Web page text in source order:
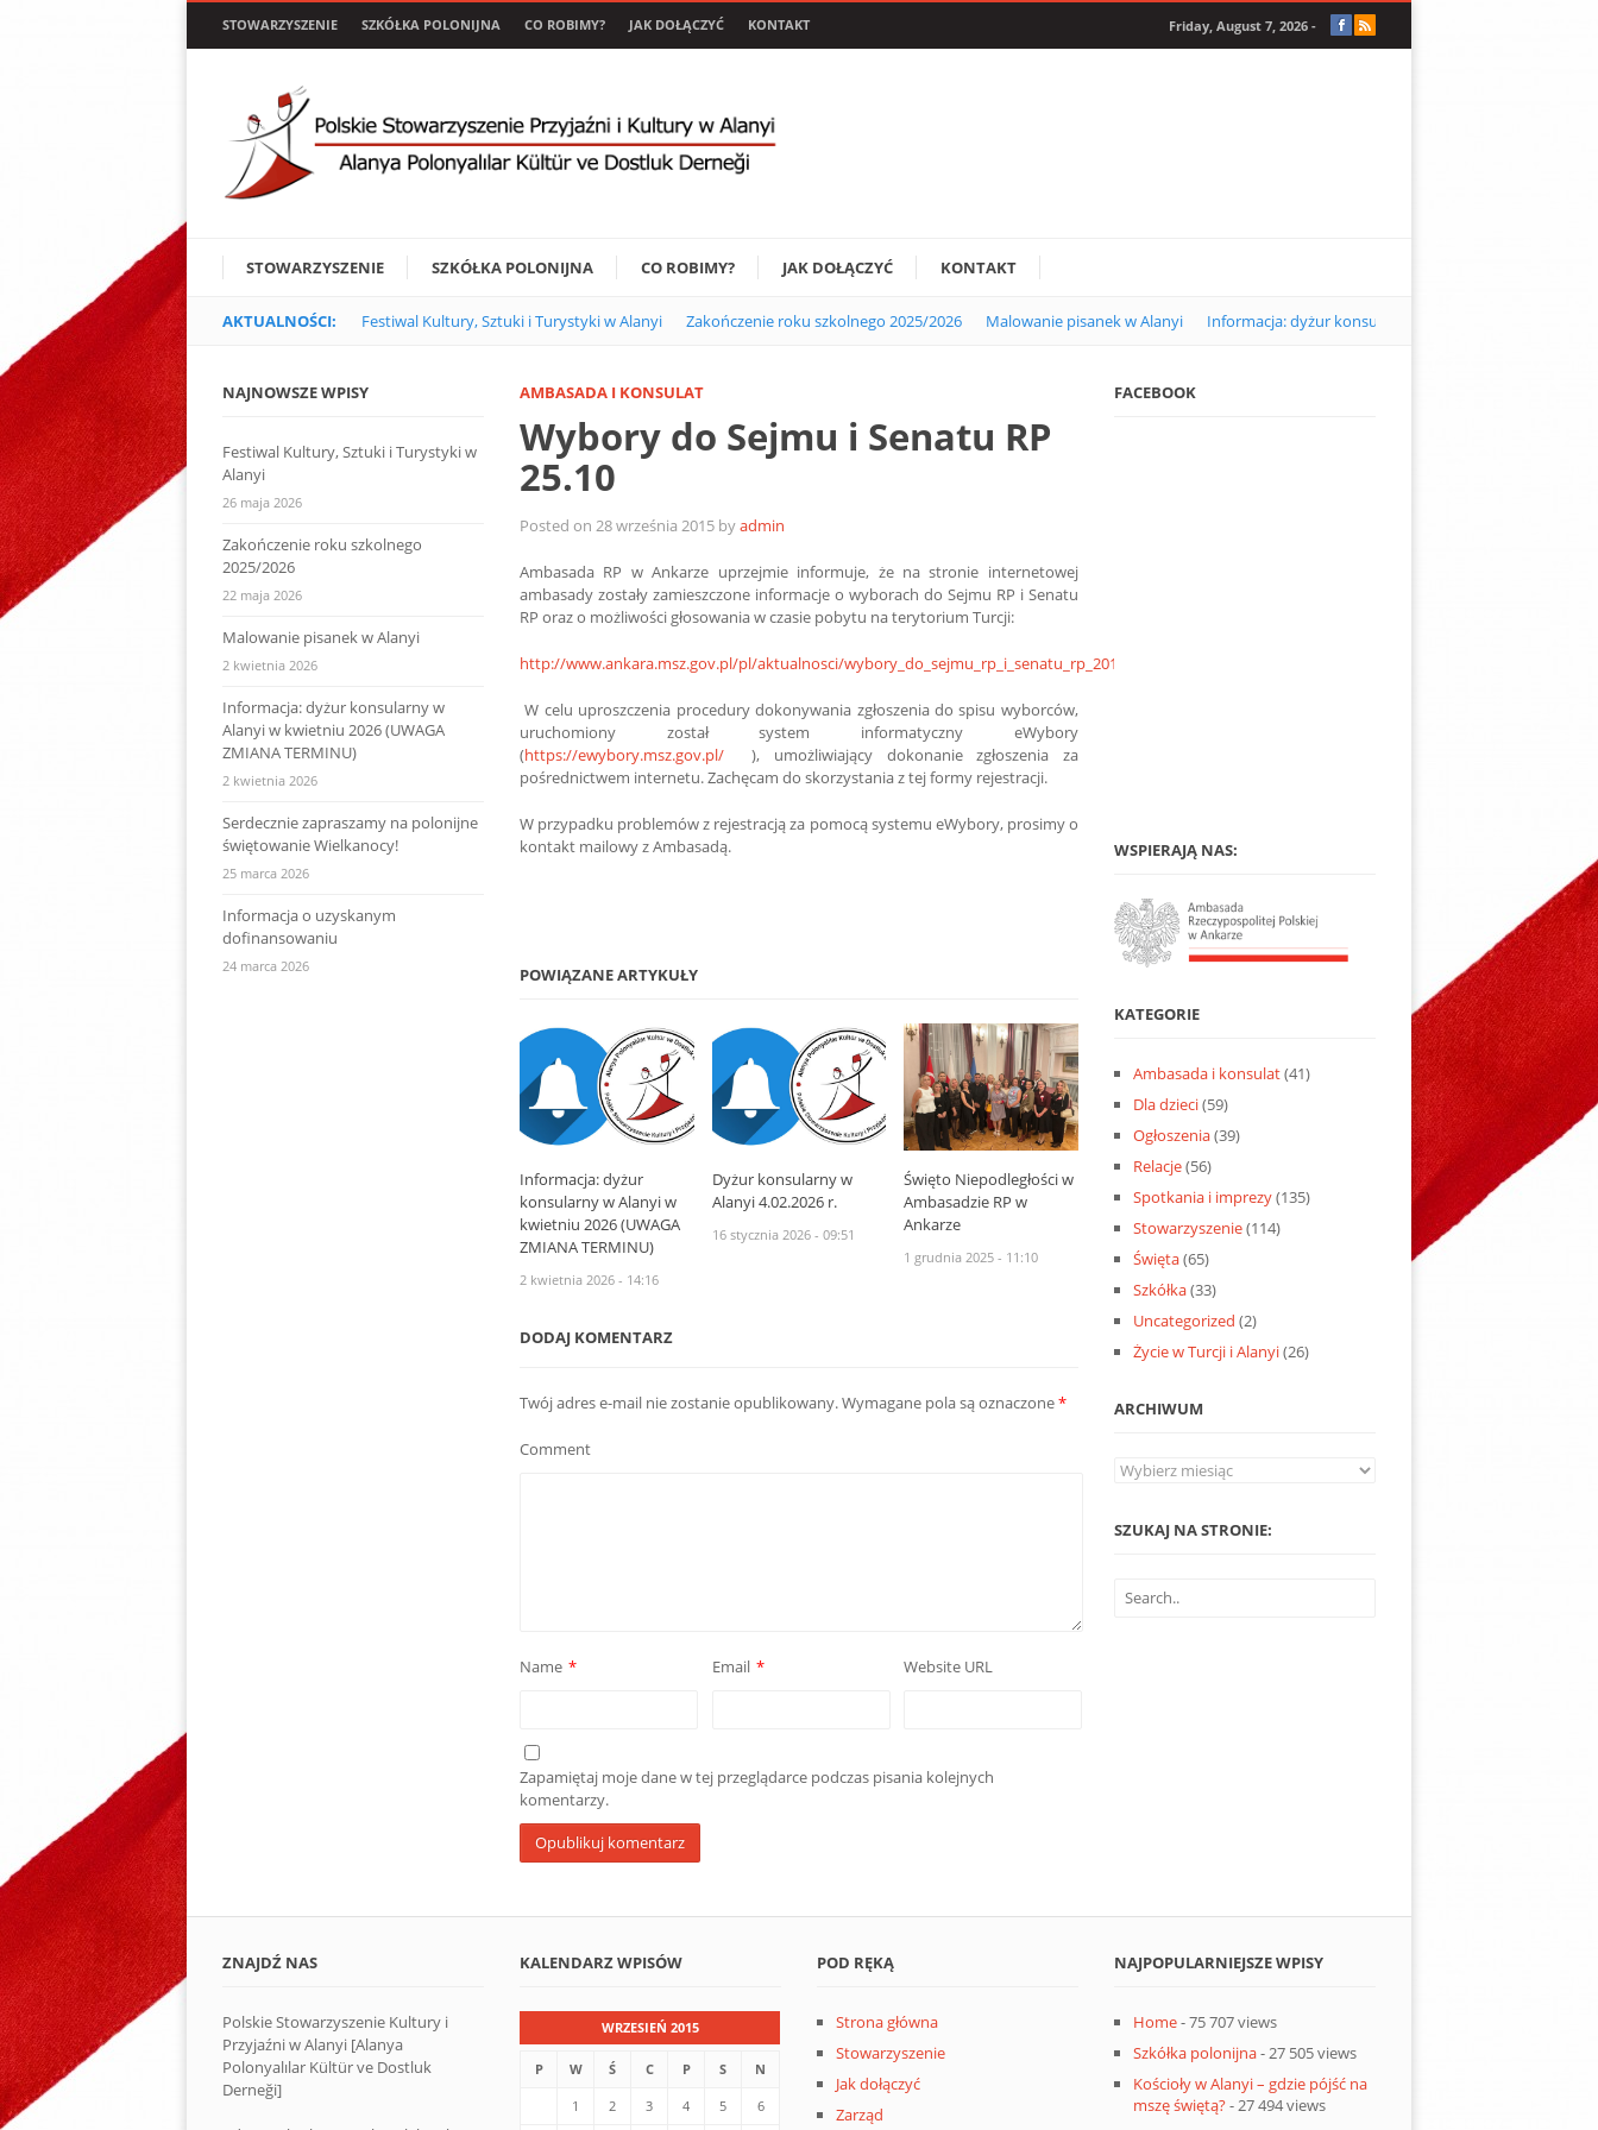
STOWARZYSZENIE SZKÓŁKA POLONIJNA CO ROBIMY? JAK DOŁĄCZYĆ KONTAKT Friday, August 7, 2026 -
STOWARZYSZENIE SZKÓŁKA POLONIJNA CO ROBIMY? JAK DOŁĄCZYĆ KONTAKT
AKTUALNOŚCI: Festiwal Kultury, Sztuki i Turystyki w Alanyi Zakończenie roku szkolnego 2025/2026 Malowanie pisanek w Alanyi Informacja: dyżur konsularny w Alanyi w kwietniu 2026
AMBASADA I KONSULAT
Wybory do Sejmu i Senatu RP
25.10
Posted on 28 września 2015 byadmin
Ambasada RP w Ankarze uprzejmie informuje, że na stronie internetowej
ambasady zostały zamieszczone informacje o wyborach do Sejmu RP i Senatu
RP oraz o możliwości głosowania w czasie pobytu na terytorium Turcji:
http://www.ankara.msz.gov.pl/pl/aktualnosci/wybory_do_sejmu_rp_i_senatu_rp_2015
W celu uproszczenia procedury dokonywania zgłoszenia do spisu wyborców,
uruchomiony został system informatyczny eWybory
(https://ewybory.msz.gov.pl/), umożliwiający dokonanie zgłoszenia za
pośrednictwem internetu.Zachęcam do skorzystania z tej formy rejestracji.
W przypadku problemów z rejestracją za pomocą systemu eWybory, prosimy o
kontakt mailowy z Ambasadą.
POWIĄZANE ARTYKUŁY
Informacja: dyżur
konsularny w Alanyi w
kwietniu 2026 (UWAGA
ZMIANA TERMINU)
2 kwietnia 2026 - 14:16
Dyżur konsularny w
Alanyi 4.02.2026 r.
16 stycznia 2026 - 09:51
Święto Niepodległości w
Ambasadzie RP w
Ankarze
1 grudnia 2025 - 11:10
DODAJ KOMENTARZ
Twój adres e-mail nie zostanie opublikowany.Wymagane pola są oznaczone*
Comment
Name * Email * Website URL
Zapamiętaj moje dane w tej przeglądarce podczas pisania kolejnych
komentarzy.
NAJNOWSZE WPISY
Festiwal Kultury, Sztuki i Turystyki w
Alanyi
26 maja 2026
Zakończenie roku szkolnego
2025/2026
22 maja 2026
Malowanie pisanek w Alanyi
2 kwietnia 2026
Informacja: dyżur konsularny w
Alanyi w kwietniu 2026 (UWAGA
ZMIANA TERMINU)
2 kwietnia 2026
Serdecznie zapraszamy na polonijne
świętowanie Wielkanocy!
25 marca 2026
Informacja o uzyskanym
dofinansowaniu
24 marca 2026
FACEBOOK
WSPIERAJĄ NAS:
KATEGORIE
Ambasada i konsulat(41)
Dla dzieci(59)
Ogłoszenia(39)
Relacje(56)
Spotkania i imprezy(135)
Stowarzyszenie(114)
Święta(65)
Szkółka(33)
Uncategorized (2)
Życie w Turcji i Alanyi(26)
ARCHIWUM
Archiwum
SZUKAJ NA STRONIE:
ZNAJDŹ NAS
Polskie Stowarzyszenie Kultury i
Przyjaźni w Alanyi [Alanya
Polonyalılar Kültür ve Dostluk
Derneği]
KALENDARZ WPISÓW
WRZESIEŃ 2015
P W Ś C P S N
1 2 3 4 5 6
POD RĘKĄ
Strona główna
Stowarzyszenie
Jak dołączyć
Zarząd
NAJPOPULARNIEJSZE WPISY
Home- 75 707 views
Szkółka polonijna- 27 505 views
Kościoły w Alanyi – gdzie pójść na
mszę świętą?- 27 494 views